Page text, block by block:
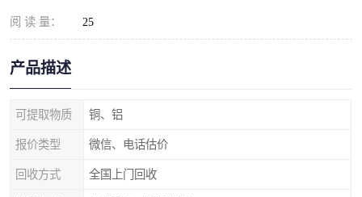
阅 读 量： 25
产品描述
可提取物质 铜、铝
报价类型 微信、电话估价
回收方式 全国上门回收